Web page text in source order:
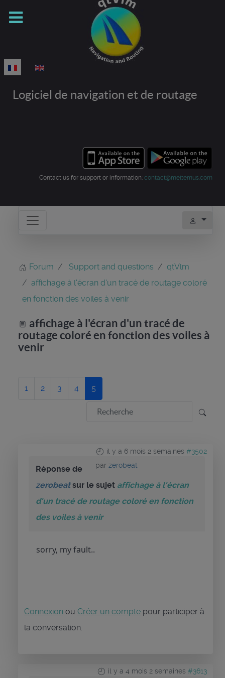
Sélectionnez votre langue
Logiciel de navigation et de routage
Contact us for support or information: contact@meltemus.com
Forum Support and questions
qtVlm
affichage à l'écran d'un tracé de routage coloré
en fonction des voiles à venir
affichage à l'écran d'un tracé de
routage coloré en fonction des voiles à
venir
1 2 3 4 5
il y a 6 mois 2 semaines #3502
par zerobeat
Réponse de
zerobeatsur le sujet affichage à l'écran
d'un tracé de routage coloré en fonction
des voiles à venir
sorry, my fault..
Connexion ou Créer un compte pour participer à
la conversation.
il y a 4 mois 2 semaines #3613